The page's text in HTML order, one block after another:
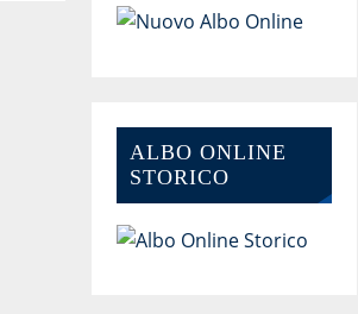
ALBO ONLINE
STORICO